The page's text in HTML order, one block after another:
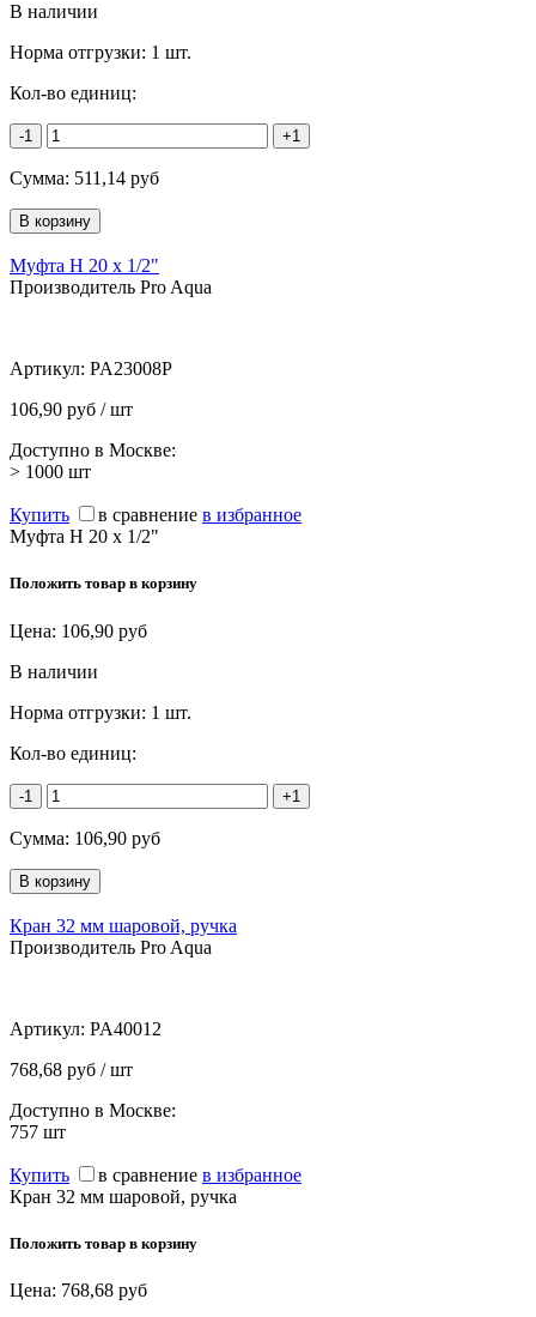
В наличии
Норма отгрузки: 1 шт.
Кол-во единиц:
-1 +1
Сумма: 511,14 руб
Муфта Н 20 х 1/2"
Производитель Pro Aqua
Артикул: PA23008P
106,90 руб / шт
Доступно в Москве:
> 1000 шт
Купить в сравнение в избранное
Муфта Н 20 х 1/2"
Положить товар в корзину
Цена: 106,90 руб
В наличии
Норма отгрузки: 1 шт.
Кол-во единиц:
-1 +1
Сумма: 106,90 руб
Кран 32 мм шаровой, ручка
Производитель Pro Aqua
Артикул: PA40012
768,68 руб / шт
Доступно в Москве:
757 шт
Купить в сравнение в избранное
Кран 32 мм шаровой, ручка
Положить товар в корзину
Цена: 768,68 руб